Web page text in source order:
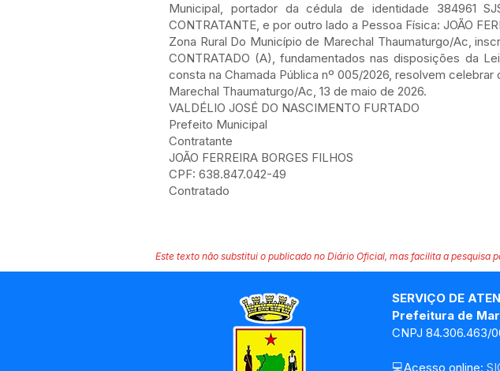
Municipal, portador da cédula de identidade 384961
CONTRATANTE, e por outro lado a Pessoa Física: JOÃO
Zona Rural Do Município de Marechal Thaumaturgo/Ac,
CONTRATADO (A), fundamentados nas disposições da
consta na Chamada Pública nº 005/2026, resolvem
Marechal Thaumaturgo/Ac, 13 de maio de 2026.
VALDÉLIO JOSÉ DO NASCIMENTO FURTADO
Prefeito Municipal
Contratante
JOÃO FERREIRA BORGES FILHOS
CPF: 638.847.042-49
Contratado
Este texto não substitui o publicado no Diário Oficial, mas facilita a pesquisa
SERVIÇO DE
Prefeitura de
CNPJ 84.306.463/
💻Acesso online: